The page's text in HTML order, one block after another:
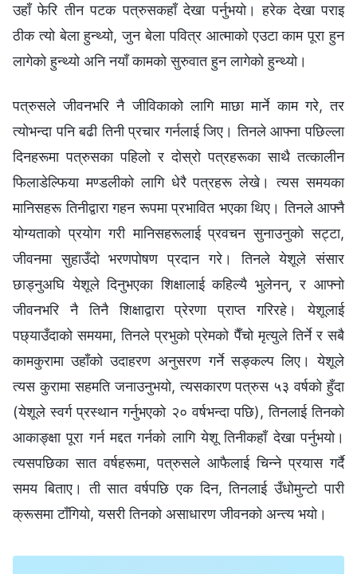
उहाँ फेरि तीन पटक पत्रुसकहाँ देखा पर्नुभयो। हरेक देखा पराइ
ठीक त्यो बेला हुन्थ्यो, जुन बेला पवित्र आत्माको एउटा काम पूरा हुन
लागेको हुन्थ्यो अनि नयाँ कामको सुरुवात हुन लागेको हुन्थ्यो।
पत्रुसले जीवनभरि नै जीविकाको लागि माछा मार्ने काम गरे, तर
त्योभन्दा पनि बढी तिनी प्रचार गर्नलाई जिए। तिनले आफ्ना पछिल्ला
दिनहरूमा पत्रुसका पहिलो र दोस्रो पत्रहरूका साथै तत्कालीन
फिलाडेल्फिया मण्डलीको लागि धेरै पत्रहरू लेखे। त्यस समयका
मानिसहरू तिनीद्वारा गहन रूपमा प्रभावित भएका थिए। तिनले आफ्नै
योग्यताको प्रयोग गरी मानिसहरूलाई प्रवचन सुनाउनुको सट्टा,
जीवनमा सुहाउँदो भरणपोषण प्रदान गरे। तिनले येशूले संसार
छाड्नुअघि येशूले दिनुभएका शिक्षालाई कहिल्यै भुलेनन्, र आफ्नो
जीवनभरि नै तिनै शिक्षाद्वारा प्रेरणा प्राप्त गरिरहे। येशूलाई
पछ्याउँदाको समयमा, तिनले प्रभुको प्रेमको पैँचो मृत्युले तिर्ने र सबै
कामकुरामा उहाँको उदाहरण अनुसरण गर्ने सङ्कल्प लिए। येशूले
त्यस कुरामा सहमति जनाउनुभयो, त्यसकारण पत्रुस ५३ वर्षको हुँदा
(येशूले स्वर्ग प्रस्थान गर्नुभएको २० वर्षभन्दा पछि), तिनलाई तिनको
आकाङ्क्षा पूरा गर्न मद्दत गर्नको लागि येशू तिनीकहाँ देखा पर्नुभयो।
त्यसपछिका सात वर्षहरूमा, पत्रुसले आफैलाई चिन्ने प्रयास गर्दै
समय बिताए। ती सात वर्षपछि एक दिन, तिनलाई उँधोमुन्टो पारी
क्रूसमा टाँगियो, यसरी तिनको असाधारण जीवनको अन्त्य भयो।